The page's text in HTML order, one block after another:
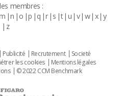
membres :
n o p q r s t u v w x y
z
Publicité Recrutement
Societé
les cookies
Mentions légales
© 2022 CCM Benchmark